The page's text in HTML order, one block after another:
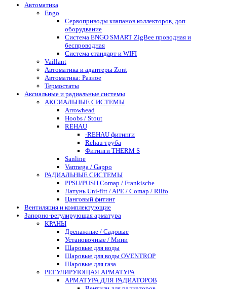
Автоматика
Engo
Сервоприводы клапанов коллекторов, доп
оборудвание
Система ENGO SMART ZigBee проводная и
беспроводная
Система стандарт и WIFI
Vaillant
Автоматика и адаптеры Zont
Автоматика: Разное
Термостаты
Аксиальные и радиальные системы
АКСИАЛЬНЫЕ СИСТЕМЫ
Arrowhead
Hoobs / Stout
REHAU
-REHAU фитинги
Rehau труба
Фитинги THERM S
Sanline
Varmega / Gappo
РАДИАЛЬНЫЕ СИСТЕМЫ
PPSU/PUSH Comap / Frankische
Латунь Uni-fitt / APE / Comap / Riifo
Цанговый фитинг
Вентиляция и комплектующие
Запорно-регулирующая арматура
КРАНЫ
Дренажные / Садовые
Установочные / Мини
Шаровые для воды
Шаровые для воды OVENTROP
Шаровые для газа
РЕГУЛИРУЮЩАЯ АРМАТУРА
АРМАТУРА ДЛЯ РАДИАТОРОВ